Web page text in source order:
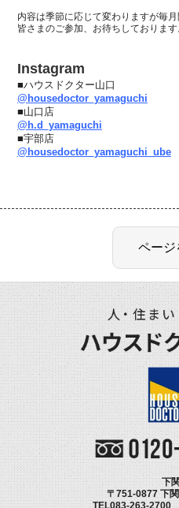
内容は季節に応じて変わりますが毎月
皆さまのご参加、お待ちしております
Instagram
■ハウスドクター山口
@housedoctor_yamaguchi
■山口店
@h.d_yamaguchi
■宇部店
@housedoctor_yamaguchi_ube
下
〒751-0877 下
TEL083-263-2700